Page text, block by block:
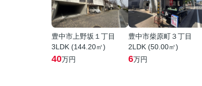
豊中市上野坂１丁目
3LDK (144.20㎡)
40万円
豊中市柴原町３丁目
2LDK (50.00㎡)
6万円